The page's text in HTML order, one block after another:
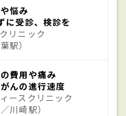
ゲステロン」と
関係している。エ
悩み
に受診、検診を
リニック
駅）
費用や痛み
んの進行速度
ースクリニック
川崎駅）